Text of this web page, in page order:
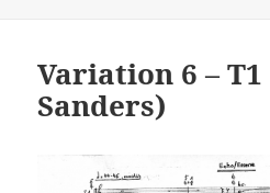
Variation 6 –
Sanders)